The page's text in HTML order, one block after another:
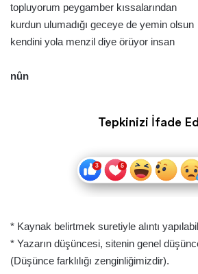
topluyorum peygamber kıssalarından
kurdun ulumadığı geceye de yemin olsun
kendini yola menzil diye örüyor insan
nûn
Tepkinizi İfade
* Kaynak belirtmek suretiyle alıntı
* Yazarın düşüncesi, sitenin genel
(Düşünce farklılığı zenginliğimizdir).